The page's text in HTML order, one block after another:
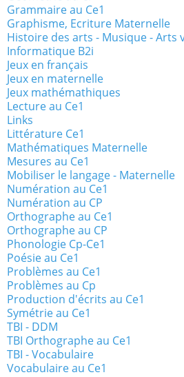
Grammaire au Ce1
Graphisme, Ecriture Maternelle
Histoire des arts - Musique - Arts
Informatique B2i
Jeux en français
Jeux en maternelle
Jeux mathémathiques
Lecture au Ce1
Links
Littérature Ce1
Mathématiques Maternelle
Mesures au Ce1
Mobiliser le langage - Maternelle
Numération au Ce1
Numération au CP
Orthographe au Ce1
Orthographe au CP
Phonologie Cp-Ce1
Poésie au Ce1
Problèmes au Ce1
Problèmes au Cp
Production d'écrits au Ce1
Symétrie au Ce1
TBI - DDM
TBI Orthographe au Ce1
TBI - Vocabulaire
Vocabulaire au Ce1